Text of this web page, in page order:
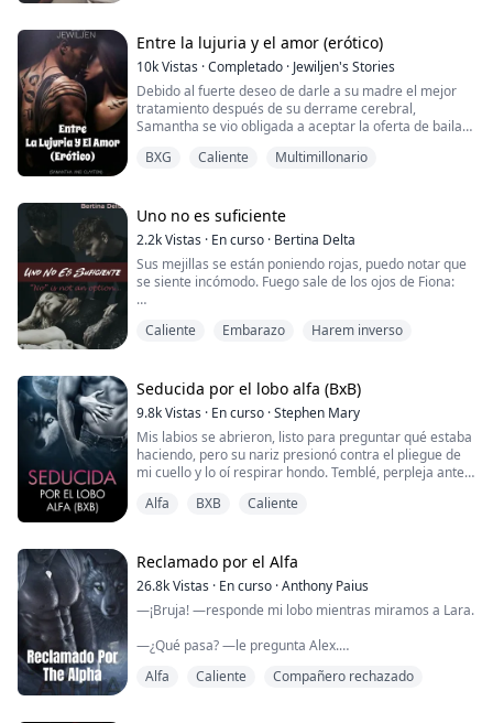
presta atención a unos pocos elegidos....
Entre la lujuria y el amor (erótico)
10kVistas ·Completado · Jewiljen's Stories
Debido al fuerte deseo de darle a su madre el mejor
tratamiento después de su derrame cerebral,
Samantha se vio obligada a aceptar la oferta de bailar
sensual de un hombre adinerado.
siempre lleva una máscara de carnaval cuando ella
baila frente a él. Necesita darle un buen espectáculo
par...
BXG Caliente Multimillonario
Uno no es suficiente
2.2kVistas · En curso · Bertina Delta
Sus mejillas se están poniendo rojas, puedo notar que
se siente incómodo. Fuego sale de los ojos de Fiona:
personales. No digas que las tocaste, pervertido...
mira hacia otro lado.
—Puedo devolvértelo, yo... yo prometo que no quise
tocarlo. Me hipnotizó el aroma, tenía que olerlo —dice
suave...
Caliente Embarazo Harem inverso
Seducida por el lobo alfa (BxB)
9.8kVistas · En curso ·Stephen Mary
Mis labios se abrieron, listo para preguntar qué estaba
haciendo, pero su nariz presionó contra el pliegue de
mi cuello y lo oí respirar hondo. Temblé, perpleja ante
que tienen todos los machos dominantes, con un toque
de humo de leña y cuero en la parte...
Alfa BXB Caliente
Reclamado por el Alfa
26.8kVistas · En curso ·Anthony Paius
—¡Bruja! —responde mi lobo mientras miramos a Lara.
—¿Qué pasa? —le pregunta Alex.
—¿Es ella su compañera? —pregunta Alex, curioso.
Alfa Caliente Compañero rechazado